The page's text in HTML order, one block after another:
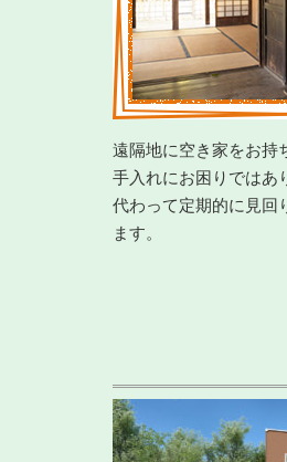
遠隔地に空き家をお持
手入れにお困りではあ
代わって定期的に見回
ます。